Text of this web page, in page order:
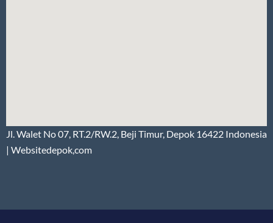
Jl. Walet No 07, RT.2/RW.2, Beji Timur, Depok 16422 Indonesia
| Websitedepok,com